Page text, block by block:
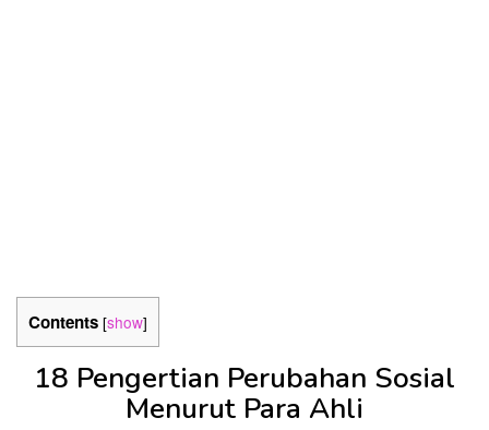
Contents [show]
18 Pengertian Perubahan Sosial
Menurut Para Ahli